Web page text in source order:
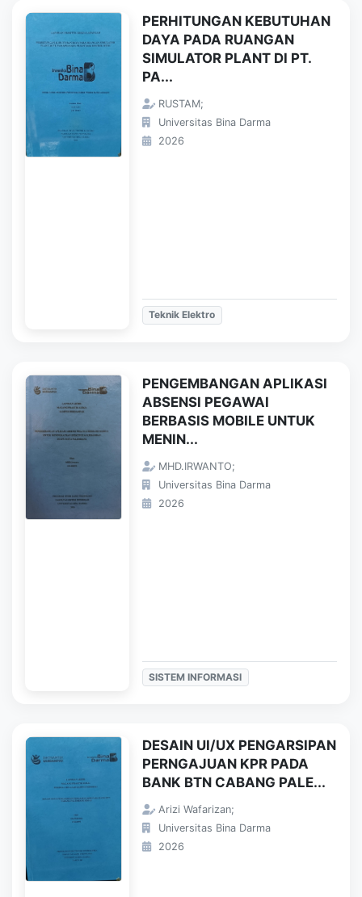
PERHITUNGAN KEBUTUHAN
DAYA PADA RUANGAN
SIMULATOR PLANT DI PT.
PA...
RUSTAM;
Universitas Bina Darma
2026
Teknik Elektro
PENGEMBANGAN APLIKASI
ABSENSI PEGAWAI
BERBASIS MOBILE UNTUK
MENIN...
MHD.IRWANTO;
Universitas Bina Darma
2026
SISTEM INFORMASI
DESAIN UI/UX PENGARSIPAN
PERNGAJUAN KPR PADA
BANK BTN CABANG PALE...
Arizi Wafarizan;
Universitas Bina Darma
2026